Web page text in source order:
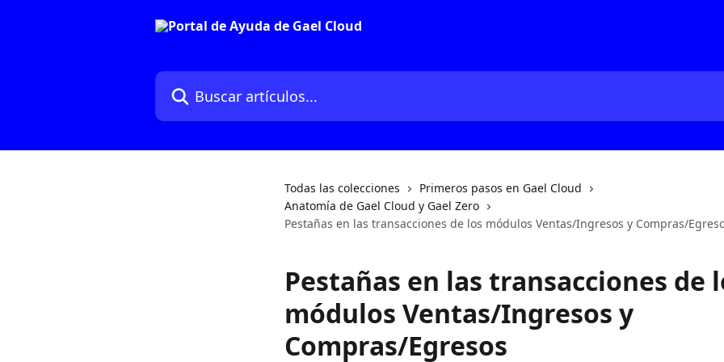
Buscar artículos...
Todas las colecciones
Primeros pasos en Gael Cloud
Anatomía de Gael Cloud y Gael Zero
Pestañas en las transacciones de los módulos Ventas/Ingresos y Compras/
Pestañas en las transacciones de
módulos Ventas/Ingresos y
Compras/Egresos